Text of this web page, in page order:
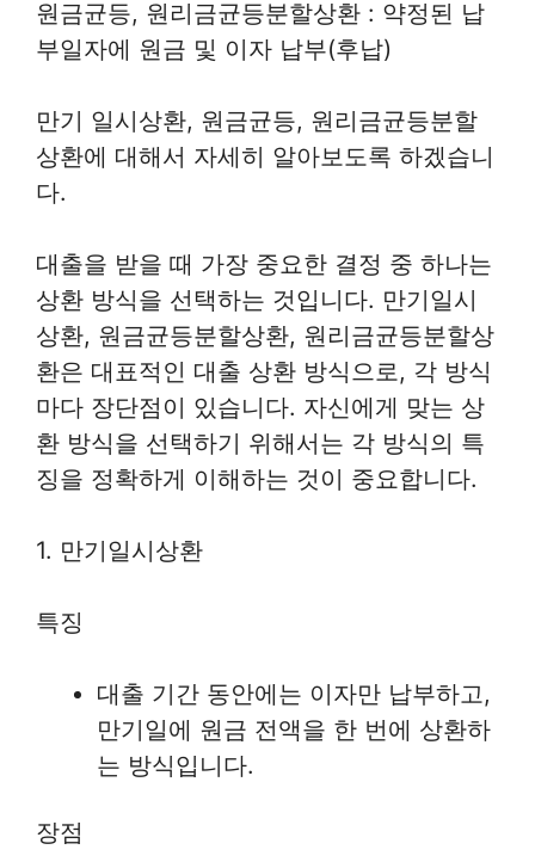
원금균등, 원리금균등분할상환 : 약정된 납
부일자에 원금 및 이자 납부(후납)
만기 일시상환, 원금균등, 원리금균등분할
상환에 대해서 자세히 알아보도록 하겠습니
다.
대출을 받을 때 가장 중요한 결정 중 하나는
상환 방식을 선택하는 것입니다. 만기일시
상환, 원금균등분할상환, 원리금균등분할상
환은 대표적인 대출 상환 방식으로, 각 방식
마다 장단점이 있습니다. 자신에게 맞는 상
환 방식을 선택하기 위해서는 각 방식의 특
징을 정확하게 이해하는 것이 중요합니다.
1. 만기일시상환
특징
대출 기간 동안에는 이자만 납부하고,
만기일에 원금 전액을 한 번에 상환하
는 방식입니다.
장점